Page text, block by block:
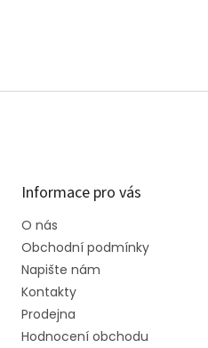
Informace pro vás
O nás
Obchodní podmínky
Napište nám
Kontakty
Prodejna
Hodnocení obchodu